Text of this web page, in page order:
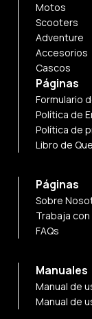
Motos
Scooters
Adventure
Accesorios
Cascos
Páginas
Formulario
Política de
Política de
Libro de
Páginas
Sobre
Trabaja
FAQs
Manuales
Manual de
Manual de